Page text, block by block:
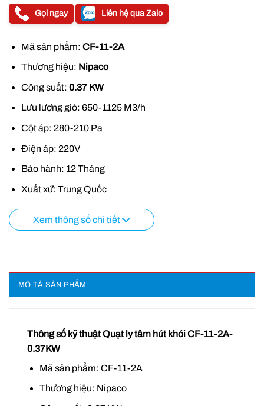
Gọi ngay Liên hệ qua Zalo
Mã sản phẩm: CF-11-2A
Thương hiệu: Nipaco
Công suất: 0.37 KW
Lưu lượng gió: 650-1125 M3/h
Cột áp: 280-210 Pa
Điện áp: 220V
Bảo hành: 12 Tháng
Xuất xứ: Trung Quốc
Xem thông số chi tiết
MÔ TẢ SẢN PHẨM
Thông số kỹ thuật Quạt ly tâm hút khói CF-11-2A-
0.37KW
Mã sản phẩm: CF-11-2A
Thương hiệu: Nipaco